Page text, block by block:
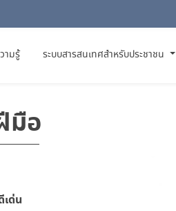
ามรู้ ระบบสารสนเทศสำหรับประชาชน
มือ
เด่น